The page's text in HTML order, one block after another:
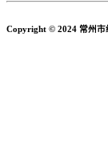
Copyright © 2024 常州市